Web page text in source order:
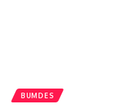
BUMDES